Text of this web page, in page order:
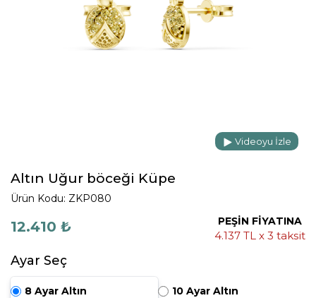
Videoyu İzle
Altın Uğur böceği Küpe
Ürün Kodu: ZKP080
12.410 ₺ PEŞİN FİYATINA
4.137 TL x 3 taksit
Ayar Seç
8 Ayar Altın 10 Ayar Altın